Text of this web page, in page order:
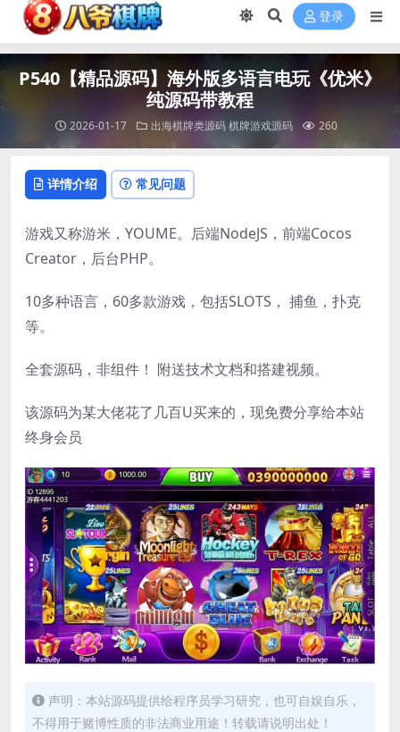
登录
P540【精品源码】海外版多语言电玩《优米》
纯源码带教程
2026-01-17 出海棋牌类源码棋牌游戏源码 260
详情介绍 常见问题
游戏又称游米，YOUME。后端NodeJS，前端Cocos
Creator，后台PHP。
10多种语言，60多款游戏，包括SLOTS， 捕鱼，扑克
等。
全套源码，非组件！ 附送技术文档和搭建视频。
该源码为某大佬花了几百U买来的，现免费分享给本站
终身会员
声明：本站源码提供给程序员学习研究，也可自娱自乐，
不得用于赌博性质的非法商业用途！转载请说明出处！